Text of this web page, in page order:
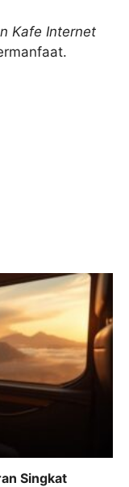
Kafe Internet
Singkat